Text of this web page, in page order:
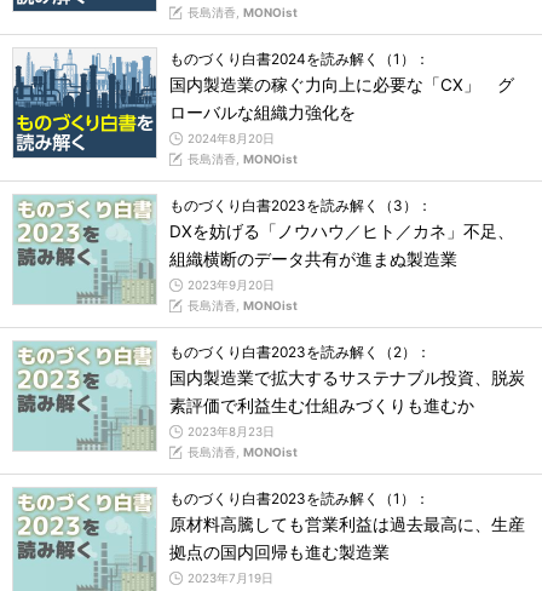
長島清香, MONOist
ものづくり白書2024を読み解く（1）：
国内製造業の稼ぐ力向上に必要な「CX」 グ
ローバルな組織力強化を
2024年8月20日
長島清香, MONOist
ものづくり白書2023を読み解く（3）：
DXを妨げる「ノウハウ／ヒト／カネ」不足、
組織横断のデータ共有が進まぬ製造業
2023年9月20日
長島清香, MONOist
ものづくり白書2023を読み解く（2）：
国内製造業で拡大するサステナブル投資、脱炭
素評価で利益生む仕組みづくりも進むか
2023年8月23日
長島清香, MONOist
ものづくり白書2023を読み解く（1）：
原材料高騰しても営業利益は過去最高に、生産
拠点の国内回帰も進む製造業
2023年7月19日